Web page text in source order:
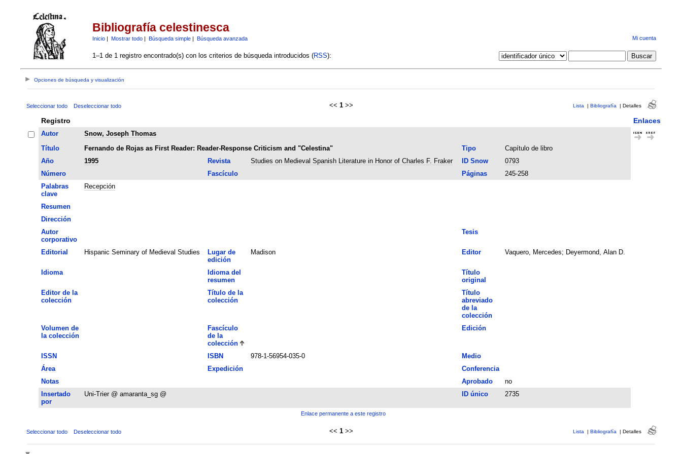
Bibliografía celestinesca
Inicio| Mostrar todo| Búsqueda simple| Búsqueda avanzada Mi cuenta
1–1 de 1 registro encontrado(s) con los criterios de búsqueda introducidos (RSS):
Opciones de búsqueda y visualización
Seleccionar todo Deseleccionar todo << 1 >> Lista | Bibliografía | Detalles
Registro Enlaces
Autor
Snow, Joseph Thomas
Título
Fernando de Rojas as First Reader: Reader-Response Criticism and "Celestina" Tipo
Capítulo de libro
Año
1995 Revista Studies on Medieval Spanish Literature in Honor of Charles F. Fraker ID Snow
0793
Número
Fascículo Páginas
245-258
Palabras
clave
Recepción
Resumen
Dirección
Autor
corporativo
Tesis
Editorial Hispanic Seminary of Medieval Studies
Lugar de
edición
Madison Editor Vaquero, Mercedes; Deyermond, Alan D.
Idioma
Idioma del
resumen
Título
original
Editor de la
colección
Título de la
colección
Título
abreviado
de la
colección
Volumen de
la colección
Fascículo
de la
colección
Edición
ISSN ISBN 978-1-56954-035-0
Medio
Área
Expedición
Conferencia
Notas
Aprobado
no
Insertado
por
Uni-Trier @ amaranta_sg @ ID único 2735
Enlace permanente a este registro
Seleccionar todo Deseleccionar todo << 1 >> Lista | Bibliografía | Detalles